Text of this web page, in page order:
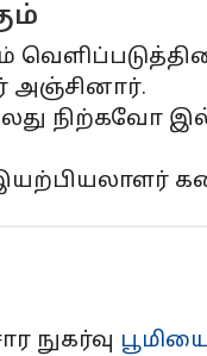
அஞ்சினார்.
நிற்கவோ
நுகர்வு